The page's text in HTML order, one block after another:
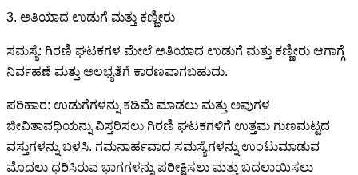
3. ಅತಿಯಾದ ಉಡುಗೆ ಮತ್ತು ಕಣ್ಣೀರು
ಸಮಸ್ಯೆ: ಗಿರಣಿ ಘಟಕಗಳ ಮೇಲೆ ಅತಿಯಾದ ಉಡುಗೆ ಮತ್ತು ಕಣ್ಣೀರು ಆಗಾಗ್ಗೆ
ನಿರ್ವಹಣೆ ಮತ್ತು ಅಲಭ್ಯತೆಗೆ ಕಾರಣವಾಗಬಹುದು.
ಪರಿಹಾರ: ಉಡುಗೆಗಳನ್ನು ಕಡಿಮೆ ಮಾಡಲು ಮತ್ತು ಅವುಗಳ
ಜೀವಿತಾವಧಿಯನ್ನು ವಿಸ್ತರಿಸಲು ಗಿರಣಿ ಘಟಕಗಳಿಗೆ ಉತ್ತಮ ಗುಣಮಟ್ಟದ
ವಸ್ತುಗಳನ್ನು ಬಳಸಿ. ಗಮನಾರ್ಹವಾದ ಸಮಸ್ಯೆಗಳನ್ನು ಉಂಟುಮಾಡುವ
ಮೊದಲು ಧರಿಸಿರುವ ಭಾಗಗಳನ್ನು ಪರೀಕ್ಷಿಸಲು ಮತ್ತು ಬದಲಾಯಿಸಲು